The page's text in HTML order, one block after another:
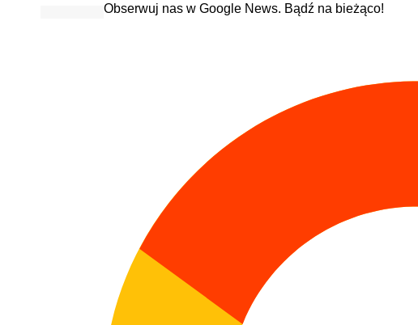
Obserwuj nas w Google News. Bądź na bieżąco!